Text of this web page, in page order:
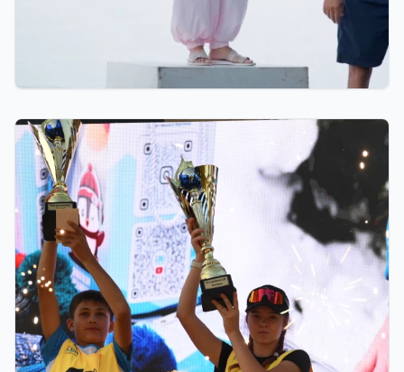
Тренер из Костаная признан лучшим детским
тренером по биатлону